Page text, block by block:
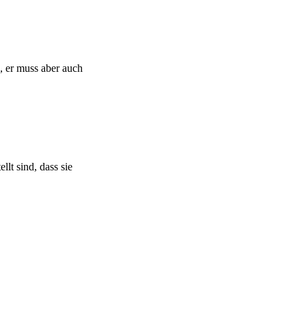
, er muss aber auch
sind, dass sie